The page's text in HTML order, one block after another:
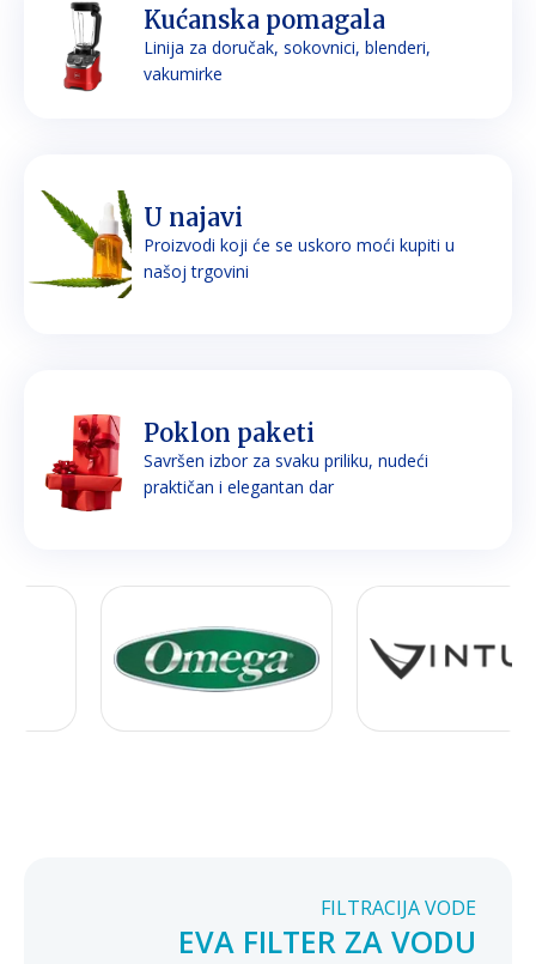
Kućanska pomagala
Linija za doručak, sokovnici, blenderi,
vakumirke
U najavi
Proizvodi koji će se uskoro moći kupiti u
našoj trgovini
Poklon paketi
Savršen izbor za svaku priliku, nudeći
praktičan i elegantan dar
FILTRACIJA VODE
EVA FILTER ZA VODU